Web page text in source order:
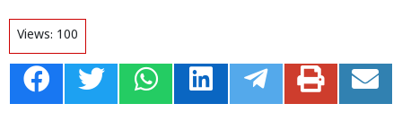
Views: 100